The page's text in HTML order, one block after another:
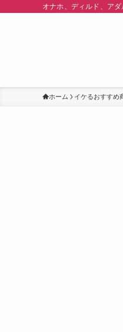
オナホ、ディルド、アダ
ホーム イケるおすすめ